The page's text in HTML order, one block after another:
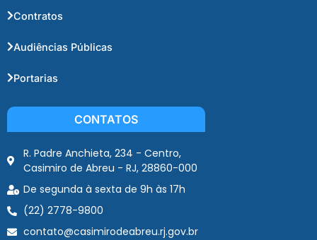
Contratos
Audiências Públicas
Portarias
CONTATOS
R. Padre Anchieta, 234 - Centro,
Casimiro de Abreu - RJ, 28860-000
De segunda à sexta de 9h às 17h
(22) 2778-9800
contato@casimirodeabreu.rj.gov.br